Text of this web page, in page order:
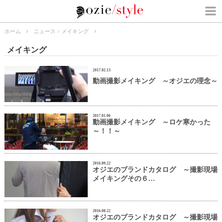
ホーム ニュース > メイキング
メイキング
2017.02.13
動画撮影メイキング ～オジエの理念～
2017.01.06
動画撮影メイキング ～ロケ寒かった
～！！～
2016.09.22
オジエのブランドカタログ ～撮影現場
メイキングその６…
2016.08.22
オジエのブランドカタログ ～撮影現場